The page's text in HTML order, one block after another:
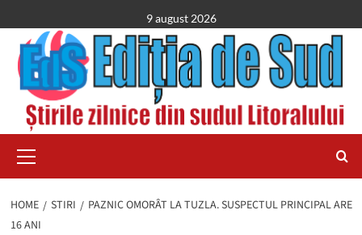
to
content
9 august 2026
Menu
HOME STIRI
PAZNIC OMORÂT LA TUZLA. SUSPECTUL PRINCIPAL ARE
16 ANI